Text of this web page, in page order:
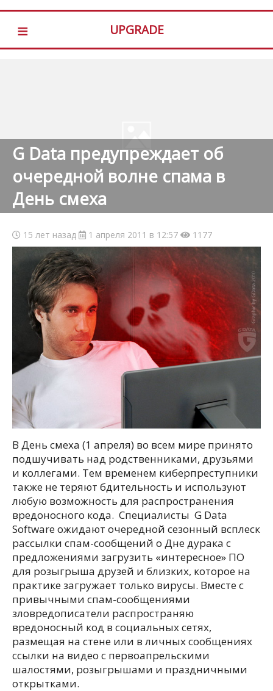
≡ UPGRADE
G Data предупреждает об
очередной волне спама в
День смеха
15 лет назад 1 апреля 2011 в 12:57 1177
В День смеха (1 апреля) во всем мире принято
подшучивать над родственниками, друзьями
и коллегами. Тем временем киберпреступники
также не теряют бдительность и используют
любую возможность для распространения
вредоносного кода. Специалисты G Data
Software ожидают очередной сезонный всплеск
рассылки спам-сообщений о Дне дурака с
предложениями загрузить «интересное» ПО
для розыгрыша друзей и близких, которое на
практике загружает только вирусы. Вместе с
привычными спам-сообщениями
зловредописатели распространяю
вредоносный код в социальных сетях,
размещая на стене или в личных сообщениях
ссылки на видео с первоапрельскими
шалостями, розыгрышами и праздничными
открытками.